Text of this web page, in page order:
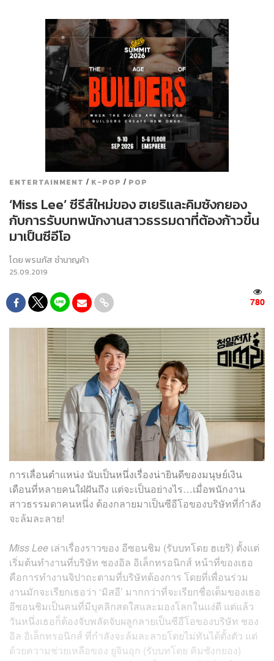
ENTERTAINMENT / K-POP / POP
‘Miss Lee’ ซีรีส์ใหม่ของ ฮเยริและคิมซังกยอง
กับการรับบทพนักงานสาวธรรมดาที่ต้องก้าวขึ้น
มาเป็นซีอีโอ
โดยพรนภัส ชำนาญค้า
25.09.2019
780
การเลื่อนตำแหน่ง นับเป็นหนึ่งเรื่องน่ายินดีของมนุษย์เงิน
เดือนที่หลายคนใฝ่ฝันถึง แต่จะเป็นอย่างไร…เมื่อพนักงาน
สาวธรรมดาคนหนึ่ง ต้องกลายมาเป็นซีอีโอของบริษัทที่กำลัง
จะล้มละลาย!
Miss Lee เล่าเรื่องราวของ อีซอนชิม (รับบทโดย ฮเยริ) ตั้งแต่
เริ่มต้นทำงานที่บริษัท ชองอิล อิเล็กทรอนิกส์ หน้าที่ของเธอ
คือการทำงานจิปาถะตามที่บริษัทต้องการ โดยที่เพื่อนร่วม
งานมักจะเรียกเธอว่า ‘มิสอี’ มากกว่าที่จะเรียกชื่อเต็มของเธอ
อีซอนชิมเป็นคนที่มีบุคลิกสดใสและมองโลกในแง่ดี แต่แล้ว
วันหนึ่งเธอก็ต้องจับพลัดจับผลูกลายเป็นซีอีโอของบริษัท ชอง
อิล อิเล็กทรอนิกส์ ที่กำลังจะล้มละลายโดยไม่ทันได้ตั้งตัว แต่
ด้วยความช่วยเหลือของ ยูจินอุก (รับบทโดย คิมซังกยอง)